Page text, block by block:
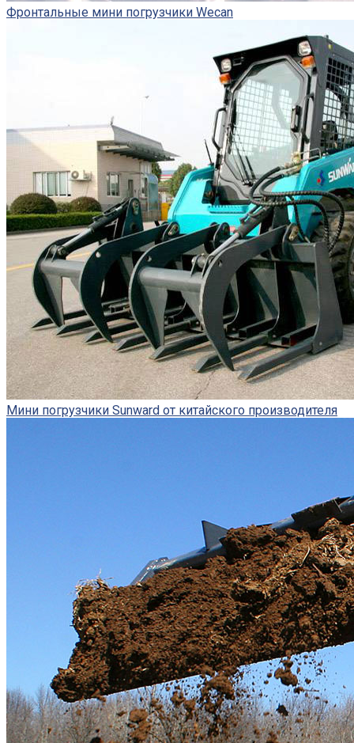
Фронтальные мини погрузчики Wecan
Мини погрузчики Sunward от китайского производителя